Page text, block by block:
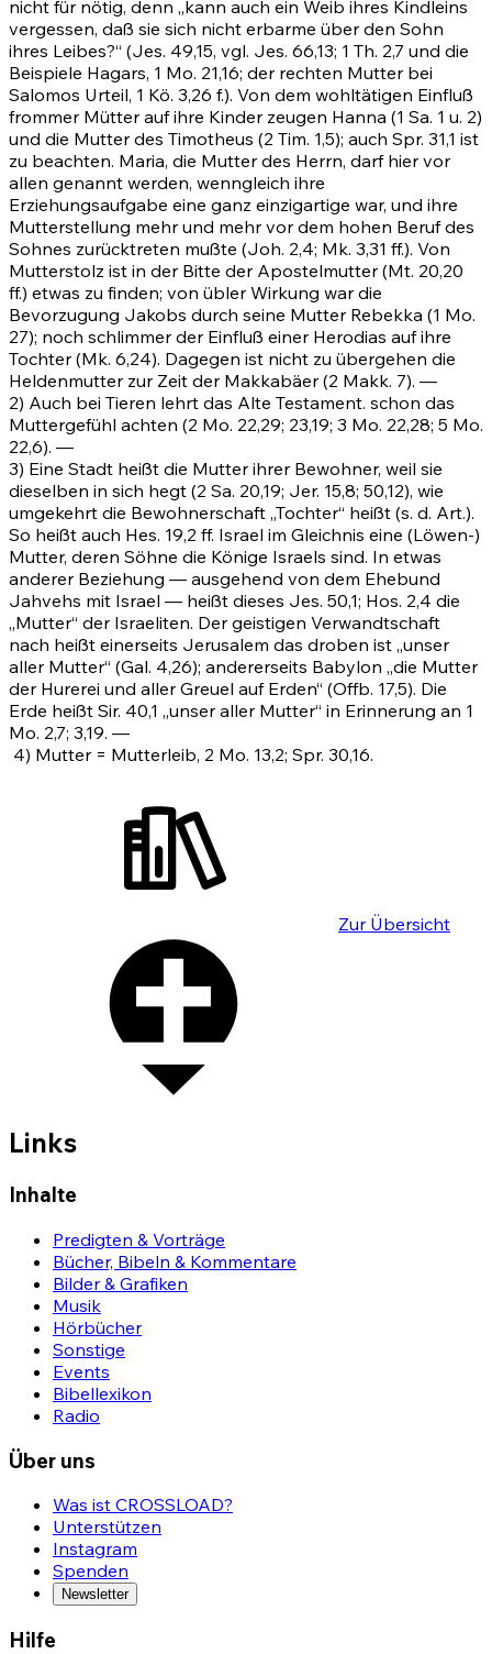
nicht für nötig, denn „kann auch ein Weib ihres Kindleins
vergessen, daß sie sich nicht erbarme über den Sohn
ihres Leibes?“ (Jes. 49,15, vgl. Jes. 66,13; 1 Th. 2,7 und die
Beispiele Hagars, 1 Mo. 21,16; der rechten Mutter bei
Salomos Urteil, 1 Kö. 3,26 f.). Von dem wohltätigen Einfluß
frommer Mütter auf ihre Kinder zeugen Hanna (1 Sa. 1 u. 2)
und die Mutter des Timotheus (2 Tim. 1,5); auch Spr. 31,1 ist
zu beachten. Maria, die Mutter des Herrn, darf hier vor
allen genannt werden, wenngleich ihre
Erziehungsaufgabe eine ganz einzigartige war, und ihre
Mutterstellung mehr und mehr vor dem hohen Beruf des
Sohnes zurücktreten mußte (Joh. 2,4; Mk. 3,31 ff.). Von
Mutterstolz ist in der Bitte der Apostelmutter(Mt. 20,20
ff.) etwas zu finden; von übler Wirkung war die
Bevorzugung Jakobs durch seine Mutter Rebekka (1 Mo.
27); noch schlimmer der Einfluß einer Herodias auf ihre
Tochter(Mk. 6,24). Dagegen ist nicht zu übergehen die
Heldenmutter zur Zeit der Makkabäer (2 Makk. 7). —
2) Auch bei Tieren lehrt das Alte Testament. schon das
Muttergefühl achten (2 Mo. 22,29; 23,19; 3 Mo. 22,28; 5 Mo.
22,6). —
3) Eine Stadt heißt die Mutter ihrer Bewohner, weil sie
dieselben in sich hegt (2 Sa. 20,19; Jer. 15,8; 50,12), wie
umgekehrt die Bewohnerschaft „Tochter“ heißt (s. d. Art.).
So heißt auch Hes. 19,2 ff. Israel im Gleichnis eine (Löwen-)
Mutter, deren Söhne die Könige Israels sind. In etwas
anderer Beziehung — ausgehend von dem Ehebund
Jahvehs mit Israel — heißt dieses Jes. 50,1; Hos. 2,4 die
„Mutter“ der Israeliten. Der geistigen Verwandtschaft
nach heißt einerseits Jerusalem das droben ist „unser
aller Mutter“ (Gal. 4,26); andererseits Babylon „die Mutter
der Hurerei und aller Greuel auf Erden“ (Offb. 17,5). Die
Erde heißt Sir. 40,1 „unser aller Mutter“ in Erinnerung an 1
Mo. 2,7; 3,19. —
4) Mutter = Mutterleib, 2 Mo. 13,2; Spr. 30,16.
Zur Übersicht
Links
Inhalte
Predigten & Vorträge
Bücher, Bibeln & Kommentare
Bilder & Grafiken
Musik
Hörbücher
Sonstige
Events
Bibellexikon
Radio
Über uns
Was ist CROSSLOAD?
Unterstützen
Instagram
Spenden
Newsletter
Hilfe